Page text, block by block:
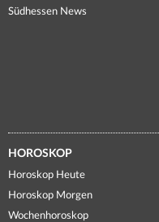
Südhessen News
HOROSKOP
Horoskop Heute
Horoskop Morgen
Wochenhoroskop